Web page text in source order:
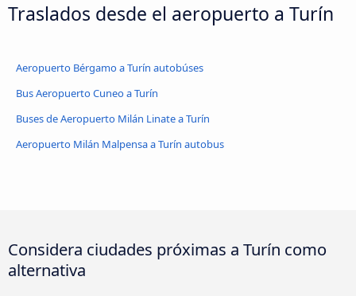
Traslados desde el aeropuerto a Turín
Aeropuerto Bérgamo a Turín autobúses
Bus Aeropuerto Cuneo a Turín
Buses de Aeropuerto Milán Linate a Turín
Aeropuerto Milán Malpensa a Turín autobus
Considera ciudades próximas a Turín como
alternativa